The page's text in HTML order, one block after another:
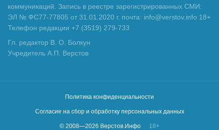
коммуникаций. Запись в реестре зарегистрированных СМИ:
ЭЛ № ФС77-77805 от 31.01.2020 г. почта: info@verstov.info 18+
Телефон редакции +7 (3519) 279-733
Гл. редактор В. О. Болкун
Учредитель А.П. Верстов
Политика конфиденциальности
Согласие на сбор и обработку персональных данных
© 2008—2026 Верстов.Инфо 18+